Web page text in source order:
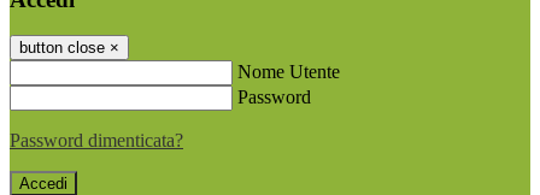
button close ×
Nome Utente
Password
Password dimenticata?